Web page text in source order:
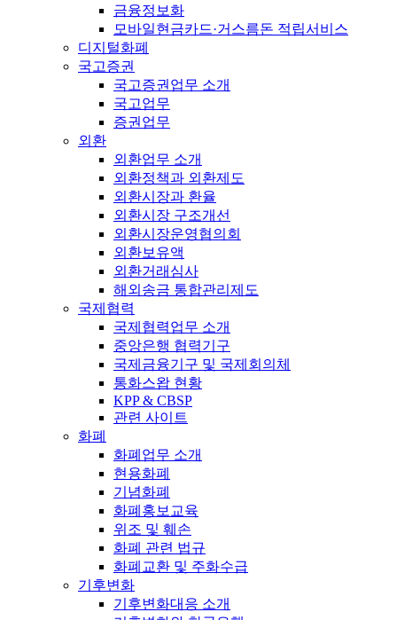
금융정보화
모바일현금카드·거스름돈 적립서비스
디지털화폐
국고증권
국고증권업무 소개
국고업무
증권업무
외환
외환업무 소개
외환정책과 외환제도
외환시장과 환율
외환시장 구조개선
외환시장운영협의회
외환보유액
외환거래심사
해외송금 통합관리제도
국제협력
국제협력업무 소개
중앙은행 협력기구
국제금융기구 및 국제회의체
통화스왑 현황
KPP & CBSP
관련 사이트
화폐
화폐업무 소개
현용화폐
기념화폐
화폐홍보교육
위조 및 훼손
화폐 관련 법규
화폐교환 및 주화수급
기후변화
기후변화대응 소개